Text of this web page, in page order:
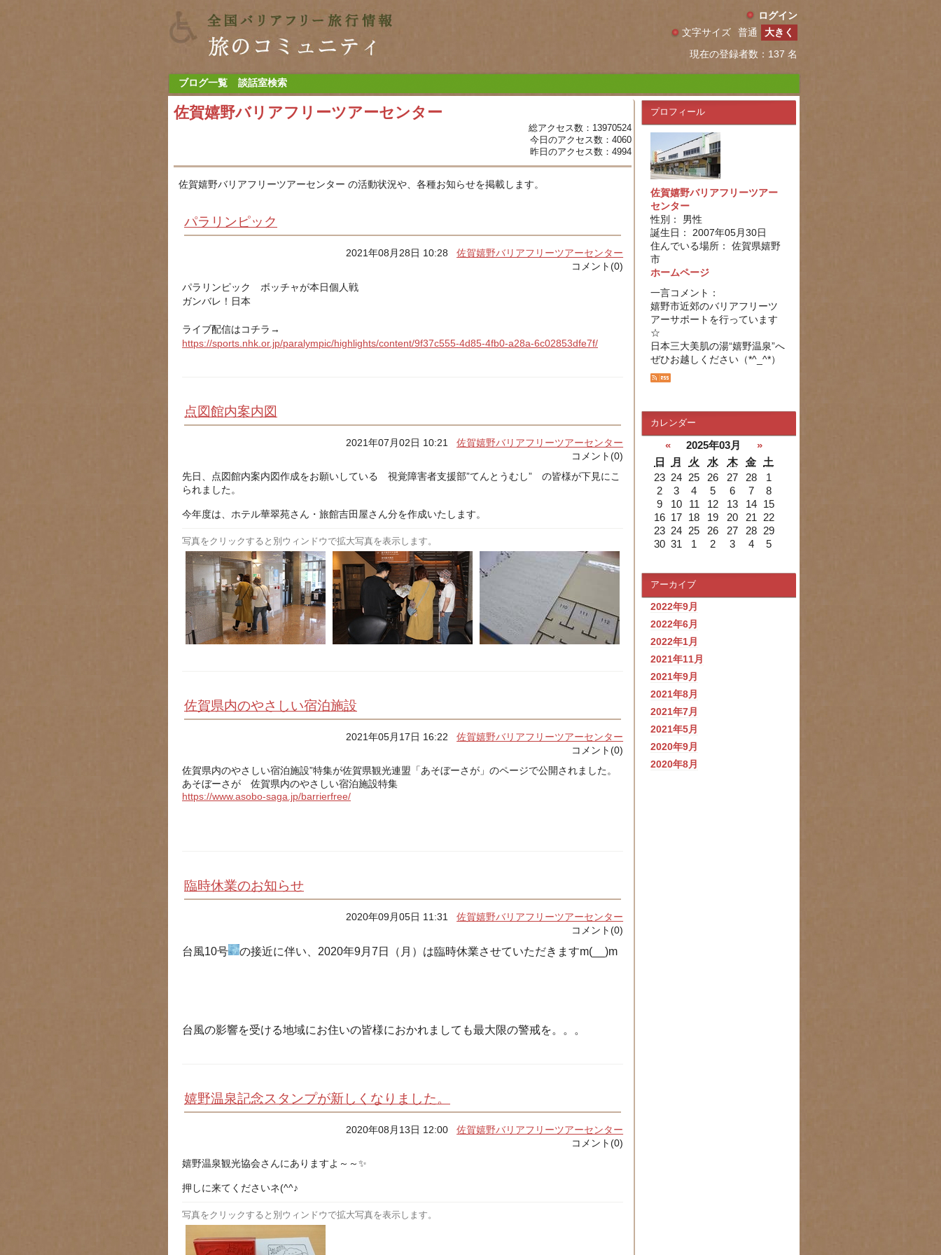
ログイン
現在の登録者数：137 名
文字サイズ 普通 大きく
ブログ一覧 談話室検索
佐賀嬉野バリアフリーツアーセンター
総アクセス数：13970524
今日のアクセス数：4060
昨日のアクセス数：4994
佐賀嬉野バリアフリーツアーセンター の活動状況や、各種お知らせを掲載します。
パラリンピック
2021年08月28日 10:28佐賀嬉野バリアフリーツアーセンター
コメント(0)
パラリンピック ボッチャが本日個人戦
ガンバレ！日本
ライブ配信はコチラ→
https://sports.nhk.or.jp/paralympic/highlights/content/9f37c555-4d85-4fb0-a28a-6c02853dfe7f/
点図館内案内図
2021年07月02日 10:21佐賀嬉野バリアフリーツアーセンター
コメント(0)
先日、点図館内案内図作成をお願いしている 視覚障害者支援部”てんとうむし” の皆様が下見にこ
られました。
今年度は、ホテル華翠苑さん・旅館吉田屋さん分を作成いたします。
写真をクリックすると別ウィンドウで拡大写真を表示します。
佐賀県内のやさしい宿泊施設
2021年05月17日 16:22佐賀嬉野バリアフリーツアーセンター
コメント(0)
佐賀県内のやさしい宿泊施設”特集が佐賀県観光連盟「あそぼーさが」のページで公開されました。
あそぼーさが 佐賀県内のやさしい宿泊施設特集
https://www.asobo-saga.jp/barrierfree/
臨時休業のお知らせ
2020年09月05日 11:31佐賀嬉野バリアフリーツアーセンター
コメント(0)
台風10号 の接近に伴い、2020年9月7日（月）は臨時休業させていただきますm(__)m
台風の影響を受ける地域にお住いの皆様におかれましても最大限の警戒を。。。
嬉野温泉記念スタンプが新しくなりました。
2020年08月13日 12:00佐賀嬉野バリアフリーツアーセンター
コメント(0)
嬉野温泉観光協会さんにありますよ～～✨
押しに来てくださいネ(^^♪
写真をクリックすると別ウィンドウで拡大写真を表示します。
プロフィール
佐賀嬉野バリアフリーツアー
センター
性別： 男性
誕生日： 2007年05月30日
住んでいる場所： 佐賀県嬉野
市
ホームページ
一言コメント：
嬉野市近郊のバリアフリーツ
アーサポートを行っています
☆
日本三大美肌の湯“嬉野温泉”へ
ぜひお越しください（*^_^*）
カレンダー
« 2025年03月
»
日
月 火 水 木 金
土
23 24 25 26 27 28
1
2
3 4 5 6 7
8
9
10 11 12 13 14
15
16 17 18 19 20 21
22
23 24 25 26 27 28
29
30 31 1 2 3 4 5
アーカイブ
2022年9月
2022年6月
2022年1月
2021年11月
2021年9月
2021年8月
2021年7月
2021年5月
2020年9月
2020年8月